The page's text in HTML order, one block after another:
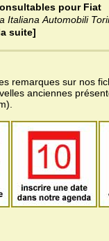
pour Fiat
Italiana Automobili
suite]
remarques sur nos
anciennes